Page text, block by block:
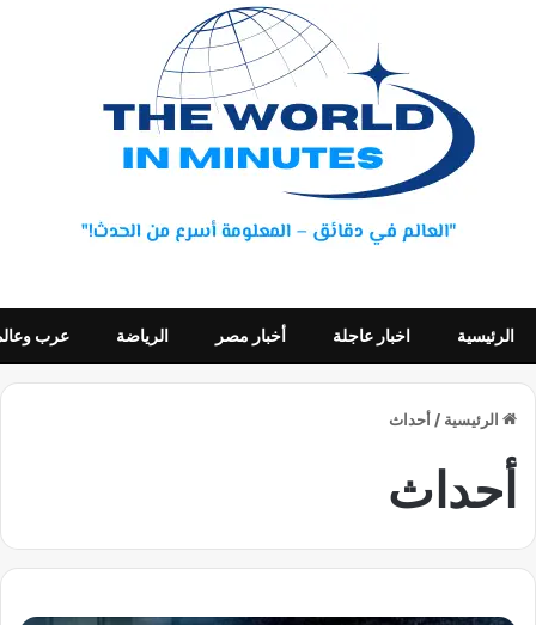
الرئيسية اخبار عاجلة أخبار مصر الرياضة عرب
الرئيسية / أحداث
أحداث